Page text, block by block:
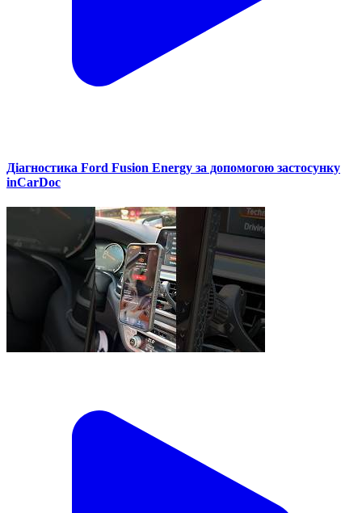
Діагностика Ford Fusion Energy за допомогою застосунку
inCarDoc